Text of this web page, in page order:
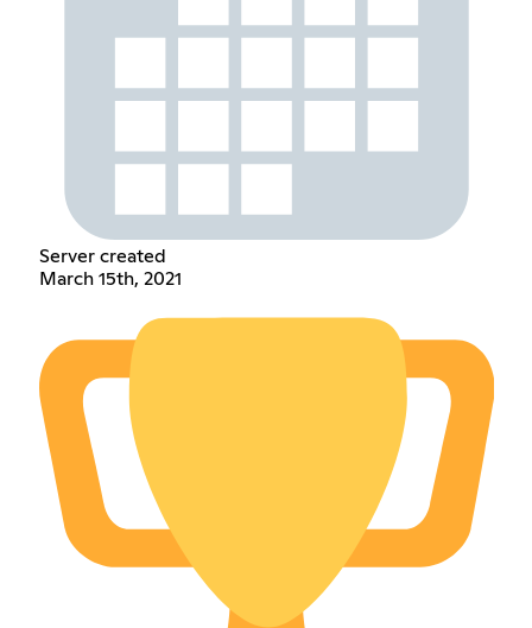
Server created
March 15th, 2021